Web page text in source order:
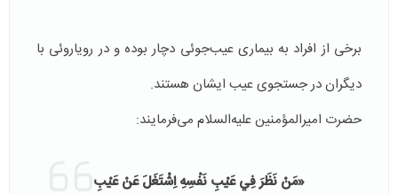
برخی از افراد به بیماری عیب‌جوئی دچار بوده و در رویاروئی با
دیگران در جستجوی عیب ایشان هستند.
حضرت امیرالمؤمنین علیه‌السلام می‌فرمایند:
«مَنْ نَظَرَ فِي عَيْبِ نَفْسِهِ اِشْتَغَلَ عَنْ عَيْبِ